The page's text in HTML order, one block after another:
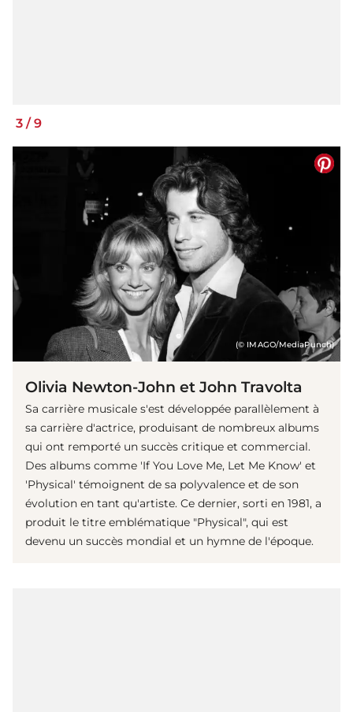
3 /9
(© IMAGO/MediaPunch)
Olivia Newton-John et John Travolta
Sa carrière musicale s'est développée parallèlement à
sa carrière d'actrice, produisant de nombreux albums
qui ont remporté un succès critique et commercial.
Des albums comme 'If You Love Me, Let Me Know' et
'Physical' témoignent de sa polyvalence et de son
évolution en tant qu'artiste. Ce dernier, sorti en 1981, a
produit le titre emblématique "Physical", qui est
devenu un succès mondial et un hymne de l'époque.